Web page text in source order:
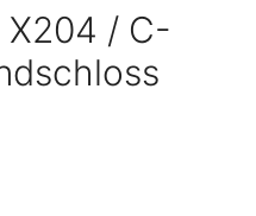
X204 / C-